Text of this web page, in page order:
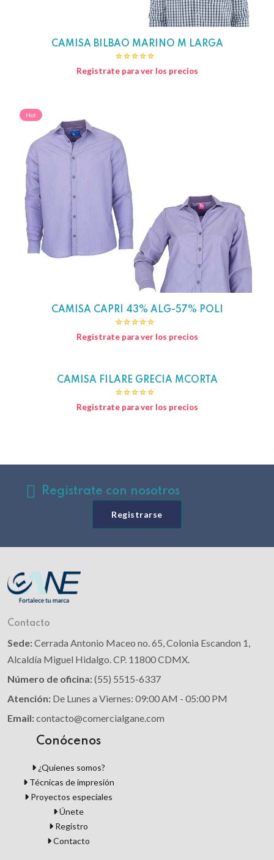
CAMISA BILBAO MARINO M LARGA
Registrate para ver los precios
Hot
CAMISA CAPRI 43% ALG-57% POLI
Registrate para ver los precios
CAMISA FILARE GRECIA MCORTA
Registrate para ver los precios
Registrate con nosotros
Registrarse
Contacto
Sede:Cerrada Antonio Maceo no. 65, Colonia Escandon 1,
Alcaldía Miguel Hidalgo. CP. 11800 CDMX.
Número de oficina:(55) 5515-6337
Atención: De Lunes a Viernes: 09:00 AM - 05:00 PM
Email:contacto@comercialgane.com
Conócenos
¿Quienes somos?
Técnicas de impresión
Proyectos especiales
Únete
Registro
Contacto